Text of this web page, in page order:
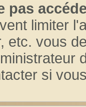
pas
limiter
etc. vous
si